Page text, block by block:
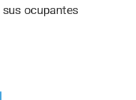
ocupantes